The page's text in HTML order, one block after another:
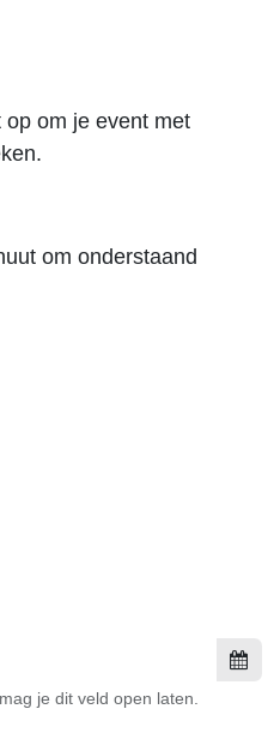
op om je event met
om onderstaand
je dit veld open laten.